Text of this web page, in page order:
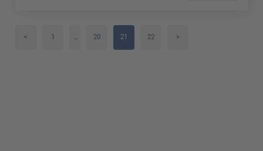
< 1 … 20 21 22 >